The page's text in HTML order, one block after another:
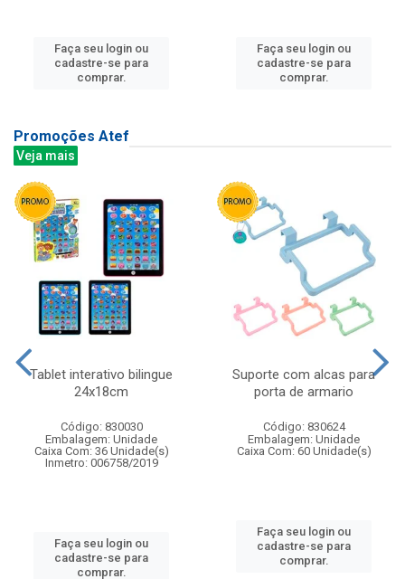
Faça seu login ou
cadastre-se para
comprar.
Faça seu login ou
cadastre-se para
comprar.
Promoções Atef
Veja mais
Tablet interativo bilingue
24x18cm
Código: 830030
Embalagem: Unidade
Caixa Com: 36 Unidade(s)
Inmetro: 006758/2019
Faça seu login ou
cadastre-se para
comprar.
Suporte com alcas para
porta de armario
Código: 830624
Embalagem: Unidade
Caixa Com: 60 Unidade(s)
Faça seu login ou
cadastre-se para
comprar.